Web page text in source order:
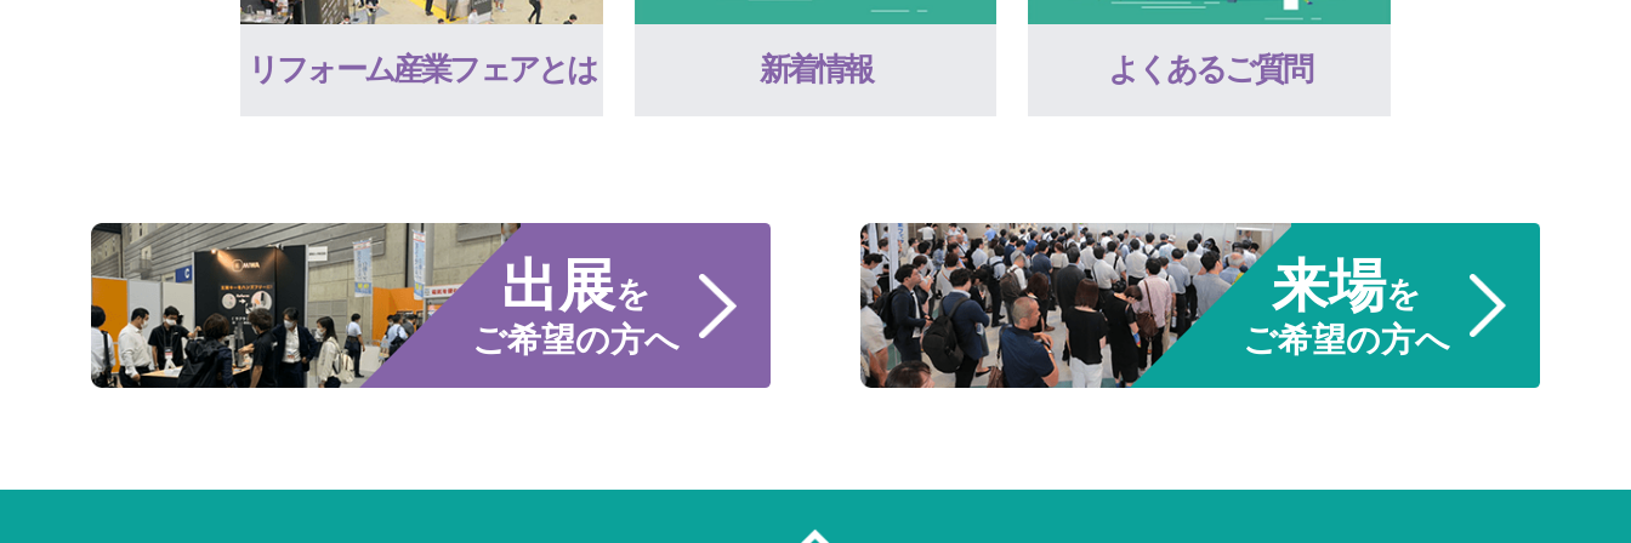
リフォーム産業フェアとは 新着情報 よくあるご質問
出展を
ご希望の方へ
来場を
ご希望の方へ